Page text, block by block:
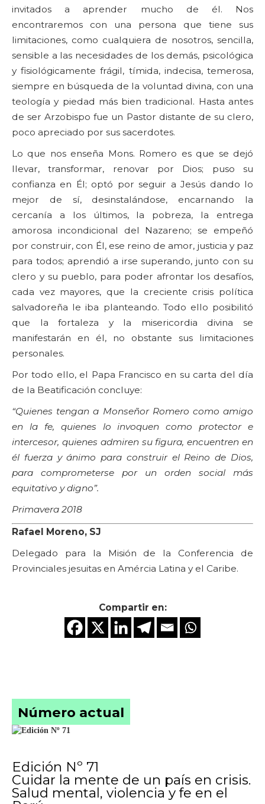
invitados a aprender mucho de él. Nos
encontraremos con una persona que tiene sus
limitaciones, como cualquiera de nosotros, sencilla,
sensible a las necesidades de los demás, psicológica
y fisiológicamente frágil, tímida, indecisa, temerosa,
siempre en búsqueda de la voluntad divina, con una
teología y piedad más bien tradicional. Hasta antes
de ser Arzobispo fue un Pastor distante de su clero,
poco apreciado por sus sacerdotes.
Lo que nos enseña Mons. Romero es que se dejó
llevar, transformar, renovar por Dios; puso su
confianza en Él; optó por seguir a Jesús dando lo
mejor de sí, desinstalándose, encarnando la
cercanía a los últimos, la pobreza, la entrega
amorosa incondicional del Nazareno; se empeñó
por construir, con Él, ese reino de amor, justicia y paz
para todos; aprendió a irse superando, junto con su
clero y su pueblo, para poder afrontar los desafíos,
cada vez mayores, que la creciente crisis política
salvadoreña le iba planteando. Todo ello posibilitó
que la fortaleza y la misericordia divina se
manifestarán en él, no obstante sus limitaciones
personales.
Por todo ello, el Papa Francisco en su carta del día
de la Beatificación concluye:
“Quienes tengan a Monseñor Romero como amigo
en la fe, quienes lo invoquen como protector e
intercesor, quienes admiren su figura, encuentren en
él fuerza y ánimo para construir el Reino de Dios,
para comprometerse por un orden social más
equitativo y digno”.
Primavera 2018
Rafael Moreno, SJ
Delegado para la Misión de la Conferencia de
Provinciales jesuitas en Amércia Latina y el Caribe.
Compartir en:
Número actual
Edición Nº 71
Cuidar la mente de un país en crisis.
Salud mental, violencia y fe en el